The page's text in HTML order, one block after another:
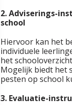
2. Adviserings-
school
Hiervoor kan het
individuele
het
Mogelijk biedt het
pesten op school
3. Evaluatie-